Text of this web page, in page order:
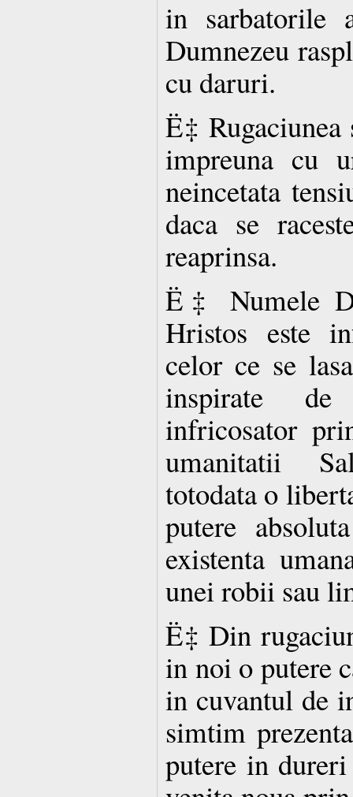
in sarbatorile
Dumnezeu
cu daruri.
Ë‡ Rugaciunea
impreuna cu
neincetata
daca se
reaprinsa.
Ë‡ Numele
Hristos este
celor ce se
inspirate
infricosator
umanitatii
totodata o
putere
existenta
unei robii sau
Ë‡ Din
in noi o putere
in cuvantul de
simtim
putere in